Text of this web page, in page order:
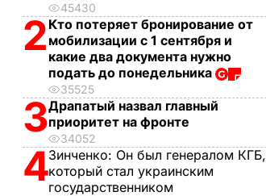
45430
2 Кто потеряет бронирование от
мобилизации с 1 сентября и
какие два документа нужно
подать до понедельника
35525
3Драпатый назвал главный
приоритет на фронте
34052
4Зинченко: Он был генералом КГБ,
который стал украинским
государственником